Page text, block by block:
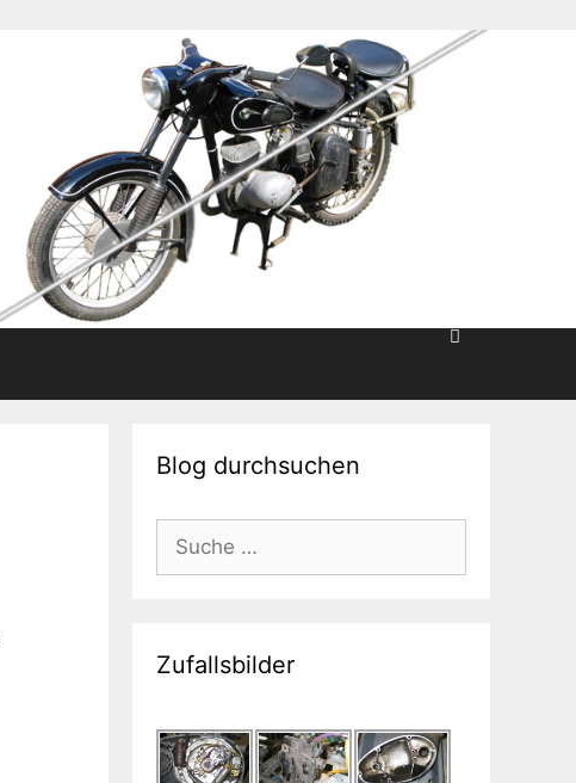
Blog durchsuchen
Suche
nach:
Zufallsbilder